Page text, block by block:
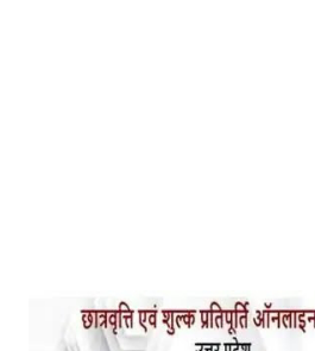
Mau:- V-Mart को जिला
Mau Beat Media-Dec 19 2022